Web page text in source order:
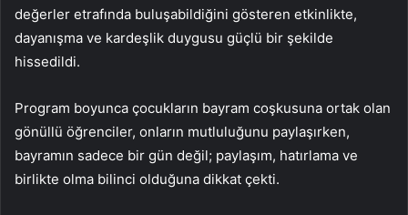
değerler etrafında buluşabildiğini gösteren etkinlikte,
dayanışma ve kardeşlik duygusu güçlü bir şekilde
hissedildi.
Program boyunca çocukların bayram coşkusuna ortak olan
gönüllü öğrenciler, onların mutluluğunu paylaşırken,
bayramın sadece bir gün değil; paylaşım, hatırlama ve
birlikte olma bilinci olduğuna dikkat çekti.